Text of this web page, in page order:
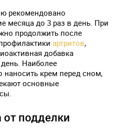
рекомендовано
месяца до 3 раз в день. При
продолжить после
артритов,
добавка
Наиболее
наносить крем перед сном,
основные
от подделки